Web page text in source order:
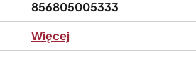
856805005333
Więcej